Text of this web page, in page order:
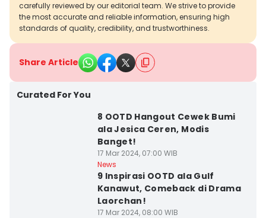
carefully reviewed by our editorial team. We strive to provide
the most accurate and reliable information, ensuring high
standards of quality, credibility, and trustworthiness.
Share Article
Curated For You
8 OOTD Hangout Cewek Bumi
ala Jesica Ceren, Modis
Banget!
17 Mar 2024, 07:00 WIB
News
9 Inspirasi OOTD ala Gulf
Kanawut, Comeback di Drama
Laorchan!
17 Mar 2024, 08:00 WIB